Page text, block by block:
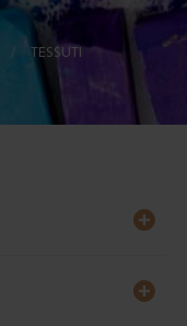
> TESSUTI